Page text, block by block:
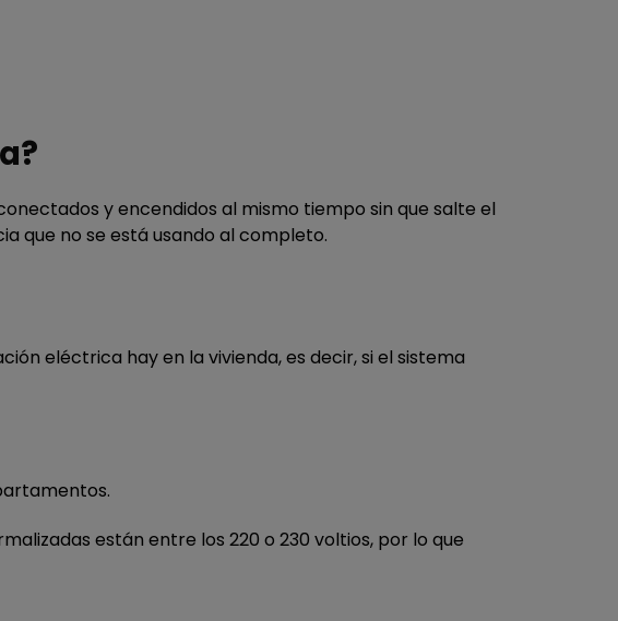
y encendidos al mismo tiempo sin que salte el
que no se está usando al completo.
eléctrica hay en la vivienda, es decir, si el sistema
están entre los 220 o 230 voltios, por lo que